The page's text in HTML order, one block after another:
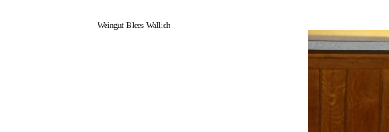
Weingut Blees-Wallich